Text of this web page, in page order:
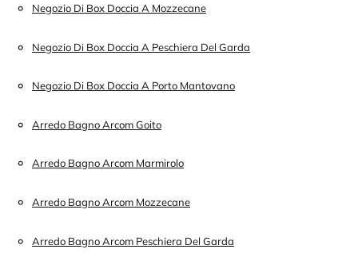
Negozio Di Box Doccia A Mozzecane
Negozio Di Box Doccia A Peschiera Del Garda
Negozio Di Box Doccia A Porto Mantovano
Arredo Bagno Arcom Goito
Arredo Bagno Arcom Marmirolo
Arredo Bagno Arcom Mozzecane
Arredo Bagno Arcom Peschiera Del Garda